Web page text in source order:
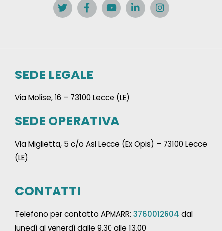
SEDE LEGALE
Via Molise, 16 – 73100 Lecce (LE)
SEDE OPERATIVA
Via Miglietta, 5 c/o Asl Lecce (Ex Opis) – 73100 Lecce
(LE)
CONTATTI
Telefono per contatto APMARR: 3760012604 dal
lunedì al venerdì dalle 9.30 alle 13.00